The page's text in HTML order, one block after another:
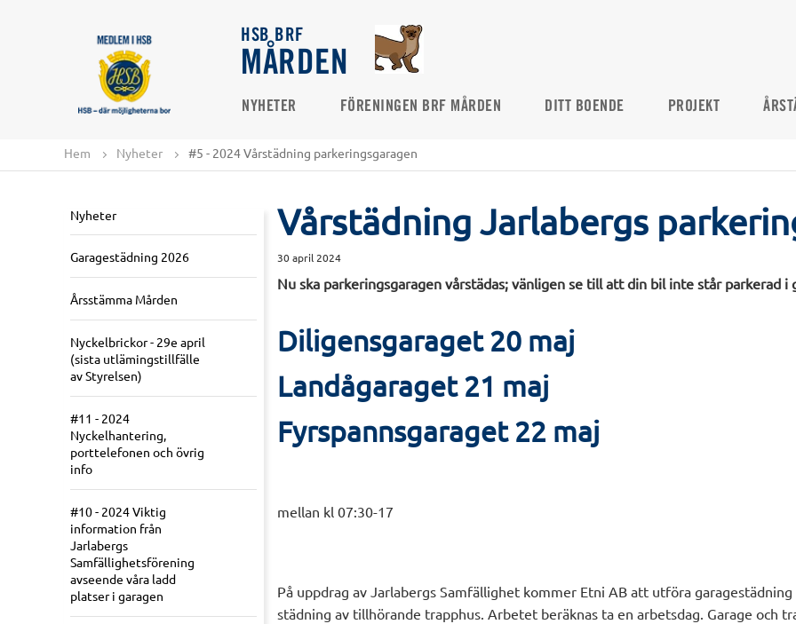
HSB BRF
MÅRDEN
NYHETER FÖRENINGEN BRF MÅRDEN DITT BOENDE PROJEKT
Hem Nyheter #5 - 2024 Vårstädning parkeringsgaragen
Nyheter
Garagestädning 2026
Årsstämma Mården
Nyckelbrickor - 29e april
(sista utlämingstillfälle
av Styrelsen)
#11 - 2024
Nyckelhantering,
porttelefonen och övrig
info
#10 - 2024 Viktig
information från
Jarlabergs
Samfällighetsförening
avseende våra ladd
platser i garagen
Vårstädning Jarlabergs
30 april 2024
Nu ska parkeringsgaragen vårstädas; vänligen se till att din bil inte står parkerad
Diligensgaraget 20 maj
Landågaraget 21 maj
Fyrspannsgaraget 22 maj
mellan kl 07:30-17
På uppdrag av Jarlabergs Samfällighet kommer Etni AB att utföra garagestädning
städning av tillhörande trapphus. Arbetet beräknas ta en arbetsdag. Garage och